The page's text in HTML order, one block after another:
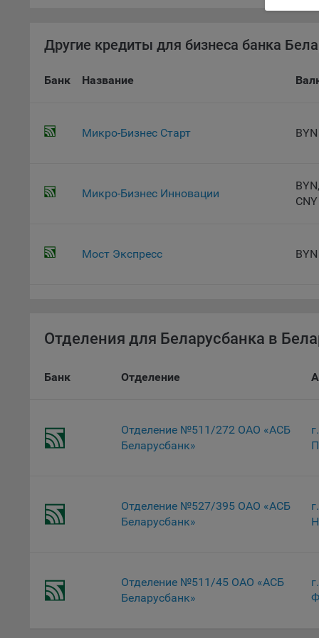
9.4.
9.5.
При
Другие кредиты для бизнеса банка
Банк Название
Микро-Бизнес Старт BYN
Микро-Бизнес Инновации
CNY
Мост Экспресс BYN
Отделения для Беларусбанка в
Банк Отделение
Отделение №511/272 ОАО «АСБ
Беларусбанк»
Отделение №527/395 ОАО «АСБ
Беларусбанк»
Отделение №511/45 ОАО «АСБ
Беларусбанк»